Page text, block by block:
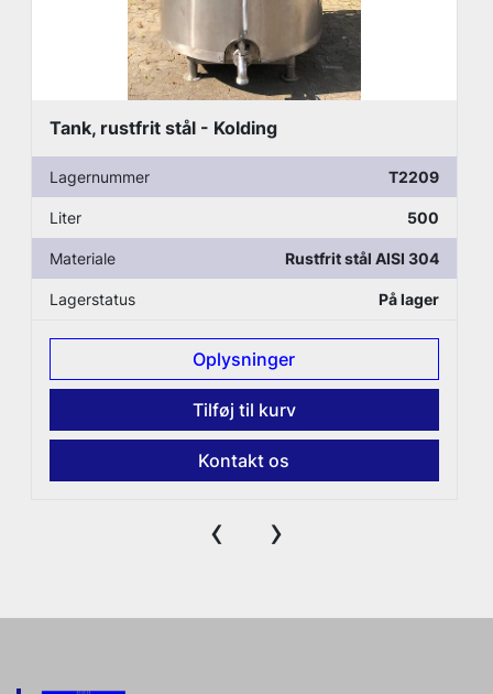
Tank, rustfrit stål - Kolding
Lagernummer T2209
Liter 500
Materiale Rustfrit stål AISI 304
Lagerstatus På lager
Oplysninger
Tilføj til kurv
Kontakt os
‹ ›